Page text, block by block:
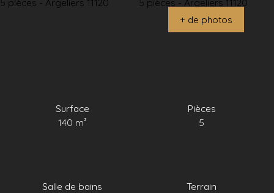
+ de photos
Surface
140 m²
Pièces
5
Salle de bains
Terrain